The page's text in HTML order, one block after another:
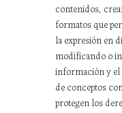
contenidos,
formatos que
la expresión en
modificando o
información y
de conceptos
protegen los